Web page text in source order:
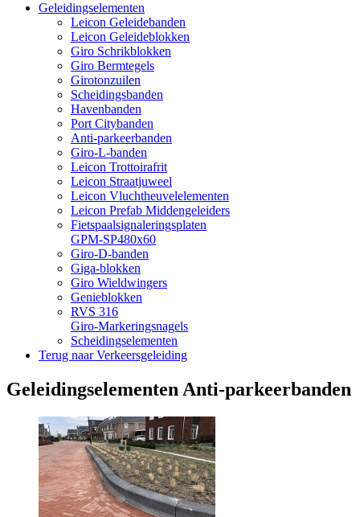
Geleidingselementen
Leicon Geleidebanden
Leicon Geleideblokken
Giro Schrikblokken
Giro Bermtegels
Girotonzuilen
Scheidingsbanden
Havenbanden
Port Citybanden
Anti-parkeerbanden
Giro-L-banden
Leicon Trottoirafrit
Leicon Straatjuweel
Leicon Vluchtheuvelelementen
Leicon Prefab Middengeleiders
Fietspaalsignaleringsplaten
GPM-SP480x60
Giro-D-banden
Giga-blokken
Giro Wieldwingers
Genieblokken
RVS 316
Giro-Markeringsnagels
Scheidingselementen
Terug naar Verkeersgeleiding
Geleidingselementen Anti-parkeerbanden